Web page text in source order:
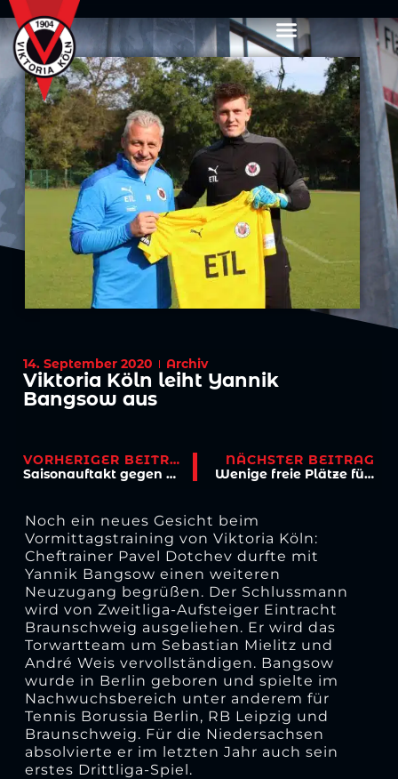
14. September 2020 Archiv
Viktoria Köln leiht Yannik
Bangsow aus
VORHERIGER BEITRAG
Saisonauftakt gegen Waldhof Mannheim
NÄCHSTER BEITRAG
Wenige freie Plätze für die Herbstferiencamps
Noch ein neues Gesicht beim
Vormittagstraining von Viktoria Köln:
Cheftrainer Pavel Dotchev durfte mit
Yannik Bangsow einen weiteren
Neuzugang begrüßen. Der Schlussmann
wird von Zweitliga-Aufsteiger Eintracht
Braunschweig ausgeliehen. Er wird das
Torwartteam um Sebastian Mielitz und
André Weis vervollständigen. Bangsow
wurde in Berlin geboren und spielte im
Nachwuchsbereich unter anderem für
Tennis Borussia Berlin, RB Leipzig und
Braunschweig. Für die Niedersachsen
absolvierte er im letzten Jahr auch sein
erstes Drittliga-Spiel.